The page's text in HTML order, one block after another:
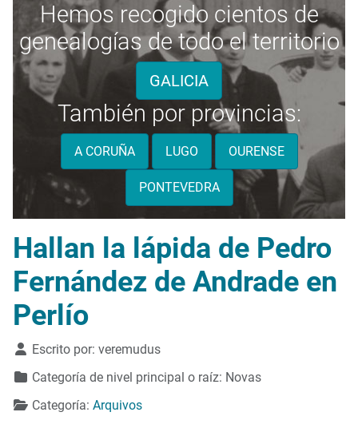
Hemos recogido cientos de
genealogías de todo el territorio
GALICIA
También por provincias:
A CORUÑA LUGO OURENSE
PONTEVEDRA
Hallan la lápida de Pedro
Fernández de Andrade en
Perlío
Detalles
Escrito por: veremudus
Categoría de nivel principal o raíz: Novas
Categoría: Arquivos